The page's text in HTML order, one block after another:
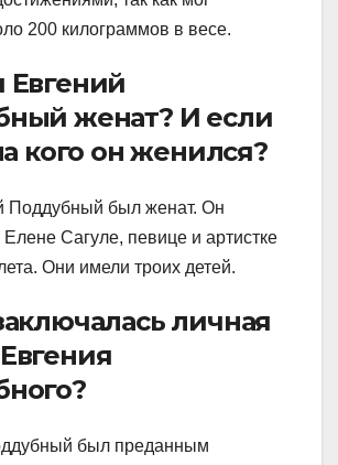
200 килограммов в весе.
женат? И если
кого он женился?
Поддубный был женат. Он
Сагуле, певице и артистке
Они имели троих детей.
личная
был преданным